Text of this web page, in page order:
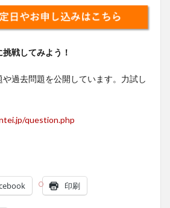
戦してみよう！
過去問題を公開しています。力試し
question.php
印刷